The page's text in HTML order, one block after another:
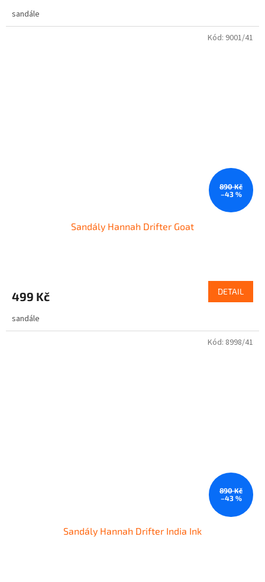
sandále
890 Kč
–43 %
Sandály Hannah Drifter Goat
499 Kč DETAIL
sandále
Kód: 9001/41
890 Kč
–43 %
Sandály Hannah Drifter India Ink
Kód: 8998/41